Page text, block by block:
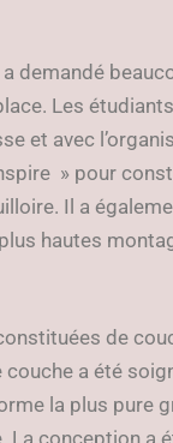
demandé
Les
et avec
» pour
Il a
hautes
de
couche a été
la plus pure
La conception a